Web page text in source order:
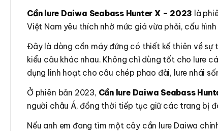
Cần lure Daiwa Seabass Hunter X – 2023 là
Việt Nam yêu thích nhờ mức giá vừa phải, cấu
Đây là dòng cần máy đứng có thiết kế thiên về sự
kiểu câu khác nhau. Không chỉ dùng tốt cho lure
dụng linh hoạt cho câu chép phao đài, lure nhái
Ở phiên bản 2023, Cần lure Daiwa Seabass
người châu Á, đồng thời tiếp tục giữ các trang bị
Nếu anh em đang tìm một cây cần lure Daiwa